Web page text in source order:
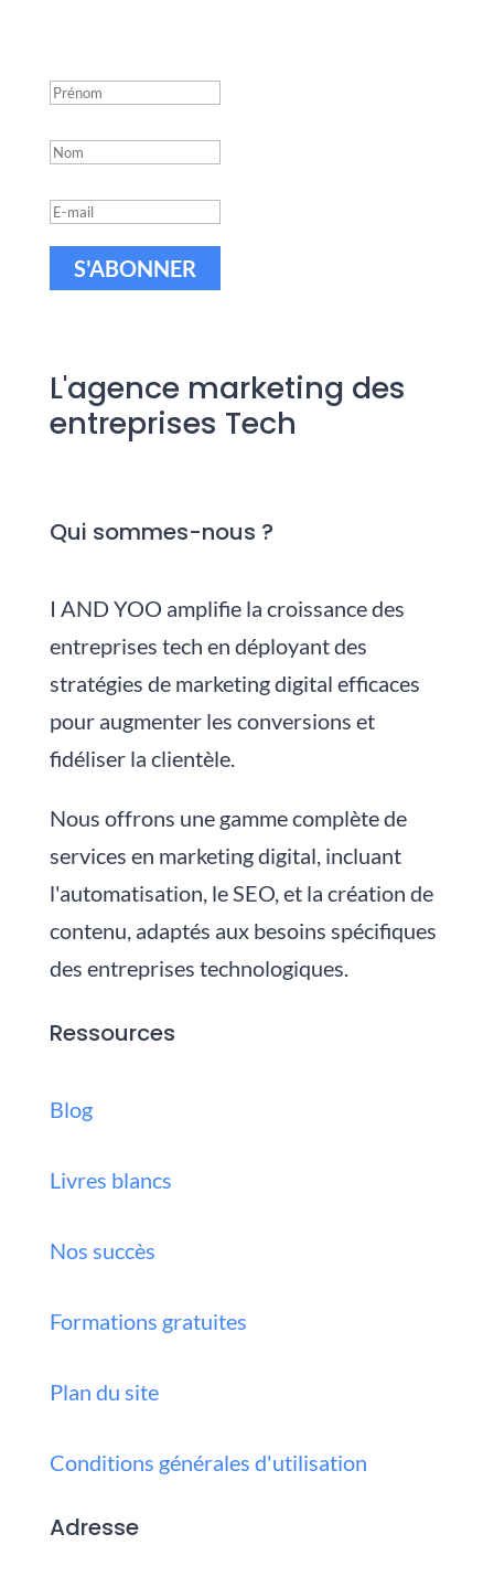
S'ABONNER
L'agence marketing des
entreprises Tech
Qui sommes-nous ?
I AND YOO amplifie la croissance des
entreprises tech en déployant des
stratégies de marketing digital efficaces
pour augmenter les conversions et
fidéliser la clientèle.
Nous offrons une gamme complète de
services en marketing digital, incluant
l'automatisation, le SEO, et la création de
contenu, adaptés aux besoins spécifiques
des entreprises technologiques.
Ressources
Blog
Livres blancs
Nos succès
Formations gratuites
Plan du site
Conditions générales d'utilisation
Adresse